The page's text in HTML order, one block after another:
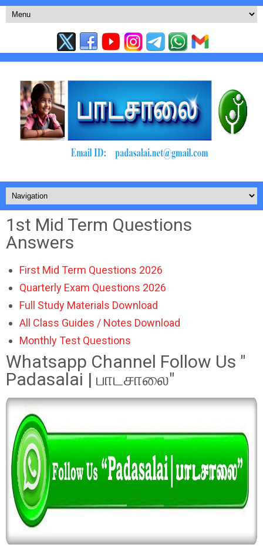
1st Mid Term Questions
Answers
First Mid Term Questions 2026
Quarterly Exam Questions 2026
Full Study Materials Download
All Class Guides / Notes Download
Monthly Test Questions
Whatsapp Channel Follow Us "
Padasalai | பாடசாலை"